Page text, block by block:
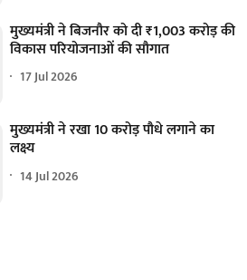
मुख्यमंत्री ने बिजनौर को दी ₹1,003 करोड़ की
विकास परियोजनाओं की सौगात
17 Jul 2026
मुख्यमंत्री ने रखा 10 करोड़ पौधे लगाने का
लक्ष्य
14 Jul 2026